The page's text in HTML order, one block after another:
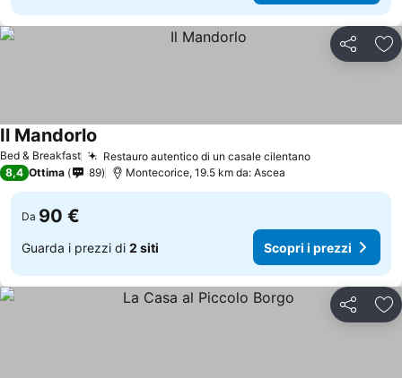
Condividi
Bed & Breakfast Restauro autentico di un casale cilentano
Il Mandorlo
8,4 Ottima 89 Montecorice, 19.5 km da: Ascea
Da 90 €
Guarda i prezzi di 2 siti Scopri i prezzi
Condividi